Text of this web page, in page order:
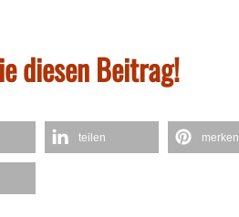
diesen Beitrag!
teilen merken